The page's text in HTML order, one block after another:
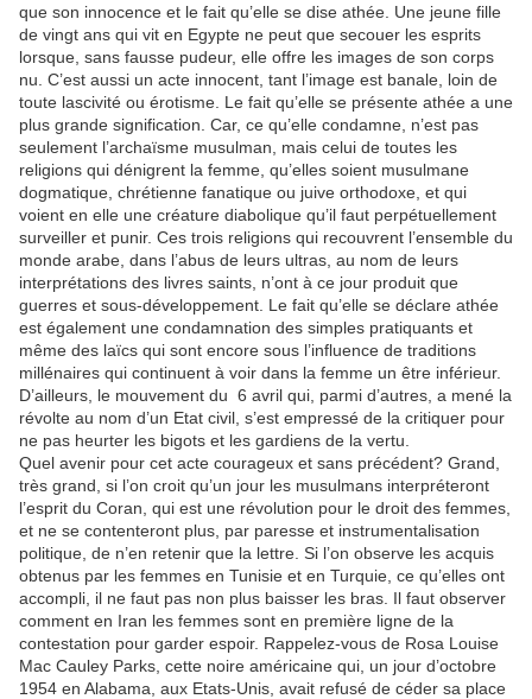
que son innocence et le fait qu’elle se dise athée. Une jeune fille
de vingt ans qui vit en Egypte ne peut que secouer les esprits
lorsque, sans fausse pudeur, elle offre les images de son corps
nu. C’est aussi un acte innocent, tant l’image est banale, loin de
toute lascivité ou érotisme. Le fait qu’elle se présente athée a une
plus grande signification. Car, ce qu’elle condamne, n’est pas
seulement l’archaïsme musulman, mais celui de toutes les
religions qui dénigrent la femme, qu’elles soient musulmane
dogmatique, chrétienne fanatique ou juive orthodoxe, et qui
voient en elle une créature diabolique qu’il faut perpétuellement
surveiller et punir. Ces trois religions qui recouvrent l’ensemble du
monde arabe, dans l’abus de leurs ultras, au nom de leurs
interprétations des livres saints, n’ont à ce jour produit que
guerres et sous-développement. Le fait qu’elle se déclare athée
est également une condamnation des simples pratiquants et
même des laïcs qui sont encore sous l’influence de traditions
millénaires qui continuent à voir dans la femme un être inférieur.
D’ailleurs, le mouvement du 6 avril qui, parmi d’autres, a mené la
révolte au nom d’un Etat civil, s’est empressé de la critiquer pour
ne pas heurter les bigots et les gardiens de la vertu.
Quel avenir pour cet acte courageux et sans précédent? Grand,
très grand, si l’on croit qu’un jour les musulmans interpréteront
l’esprit du Coran, qui est une révolution pour le droit des femmes,
et ne se contenteront plus, par paresse et instrumentalisation
politique, de n’en retenir que la lettre. Si l’on observe les acquis
obtenus par les femmes en Tunisie et en Turquie, ce qu’elles ont
accompli, il ne faut pas non plus baisser les bras. Il faut observer
comment en Iran les femmes sont en première ligne de la
contestation pour garder espoir. Rappelez-vous de Rosa Louise
Mac Cauley Parks, cette noire américaine qui, un jour d’octobre
1954 en Alabama, aux Etats-Unis, avait refusé de céder sa place